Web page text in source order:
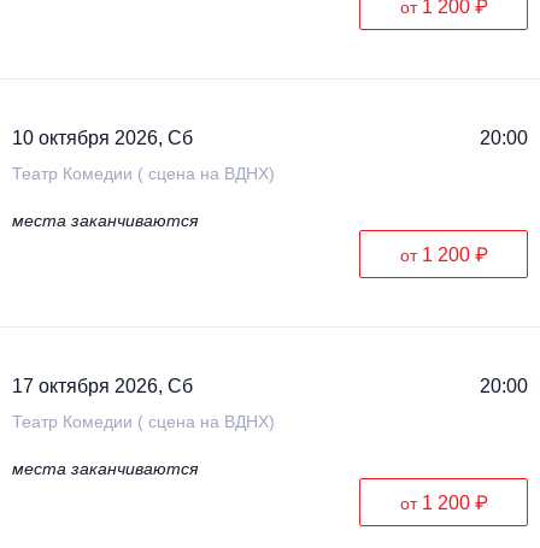
от 1 200 ₽
10 октября 2026, Сб 20:00
Театр Комедии ( сцена на ВДНХ)
места заканчиваются
от 1 200 ₽
17 октября 2026, Сб 20:00
Театр Комедии ( сцена на ВДНХ)
места заканчиваются
от 1 200 ₽